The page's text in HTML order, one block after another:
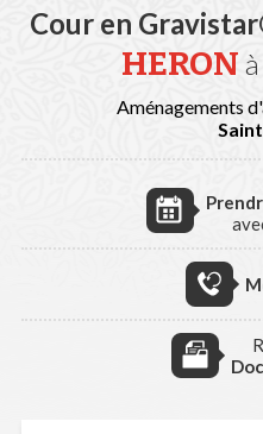
Cour en
HERON
Aménagements